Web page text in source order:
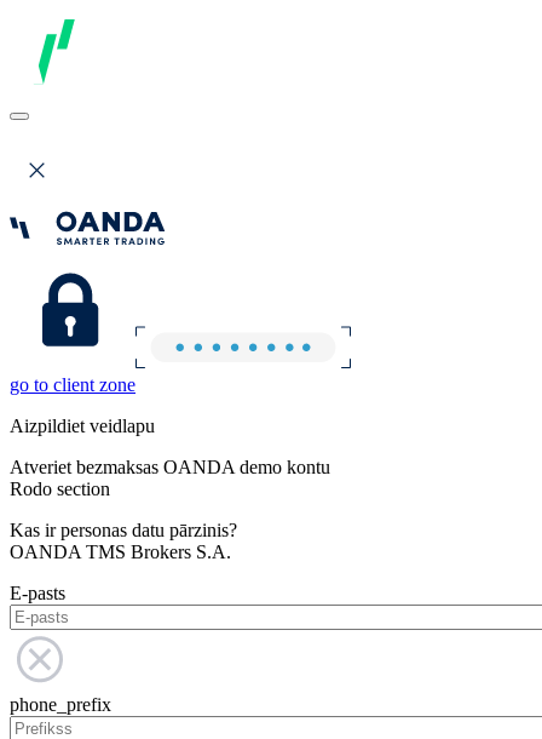
go to client zone
Aizpildiet veidlapu
Atveriet bezmaksas OANDA demo kontu
Rodo section
Kas ir personas datu pārzinis?
OANDA TMS Brokers S.A.
E-pasts
phone_prefix